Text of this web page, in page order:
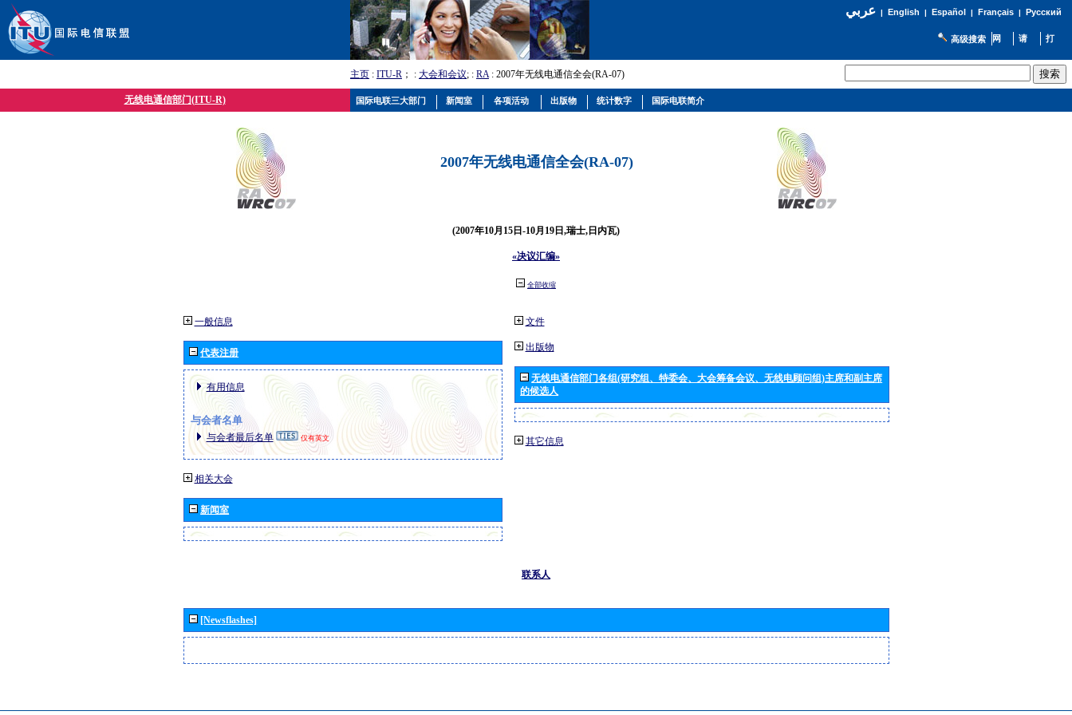
عربي| English | Español | Français| Русский
高级搜索
主页 : ITU-R ； : 大会和会议; : RA: 2007年无线电通信全会(RA-07)
无线电通信部门(ITU-R)
2007年无线电通信全会(RA-07)
(2007年10月15日-10月19日,瑞士,日内瓦)
«决议汇编»
全部收缩
一般信息
代表注册
有用信息
与会者名单
与会者最后名单 仅有英文
相关大会
新闻室
文件
出版物
无线电通信部门各组(研究组、特委会、大会筹备会议、无线电顾问组)主席和副主席
的候选人
其它信息
联系人
[Newsflashes]
国际电联三大部门 新闻室 各项活动 出版物 统计数字 国际电联简介